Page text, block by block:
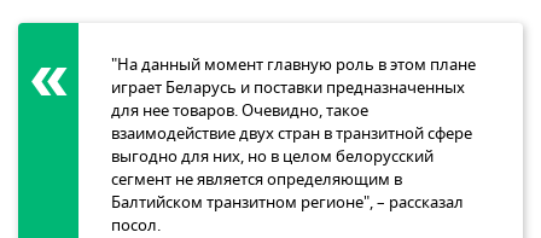
"На данный момент главную роль в этом плане
играет Беларусь и поставки предназначенных
для нее товаров. Очевидно, такое
взаимодействие двух стран в транзитной сфере
выгодно для них, но в целом белорусский
сегмент не является определяющим в
Балтийском транзитном регионе", – рассказал
посол.